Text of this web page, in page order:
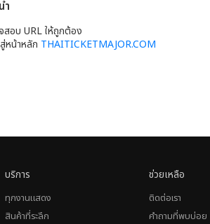
ำ
สอบ URL ให้ถูกต้อง
หน้าหลัก THAITICKETMAJOR.COM
บริการ
ทุกงานแสดง
สินค้าที่ระลึก
ช่วยเหลือ
ติดต่อเรา
คำถามที่พบบ่อย